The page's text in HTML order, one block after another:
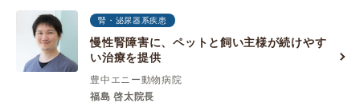
腎・泌尿器系疾患
慢性腎障害に、ペットと飼い主様が続けやす
い治療を提供
豊中エニー動物病院
福島 啓太院長